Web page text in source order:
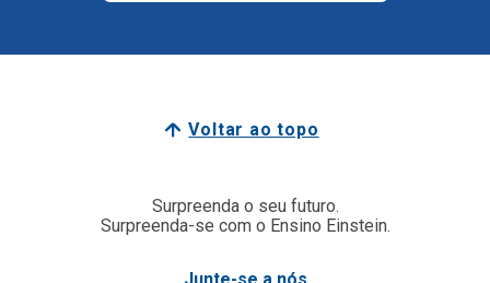
Voltar ao topo
Surpreenda o seu futuro.
Surpreenda-se com o Ensino Einstein.